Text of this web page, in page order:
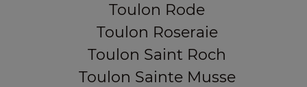
Toulon Rode
Toulon Roseraie
Toulon Saint Roch
Toulon Sainte Musse